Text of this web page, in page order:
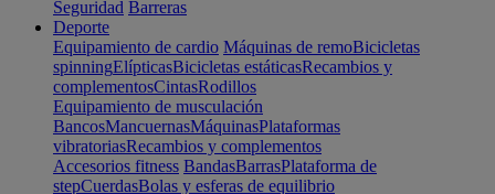
Seguridad Barreras
Deporte
Equipamiento de cardio Máquinas de remoBicicletas
spinningElípticasBicicletas estáticasRecambios y
complementosCintasRodillos
Equipamiento de musculación
BancosMancuernasMáquinasPlataformas
vibratoriasRecambios y complementos
Accesorios fitness BandasBarrasPlataforma de
stepCuerdasBolas y esferas de equilibrio